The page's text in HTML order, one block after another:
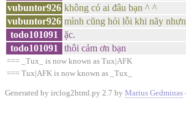
vubuntor926 không có ai đâu bạn ^ ^
vubuntor926 mình cũng hỏi lỗi khi nãy
todo101091
ặc.
todo101091
thôi cảm ơn bạn
=== _Tux_ is now known as Tux|AFK
=== Tux|AFK is now known as _Tux_
Generated by irclog2html.py 2.7 by Marius Gedminas